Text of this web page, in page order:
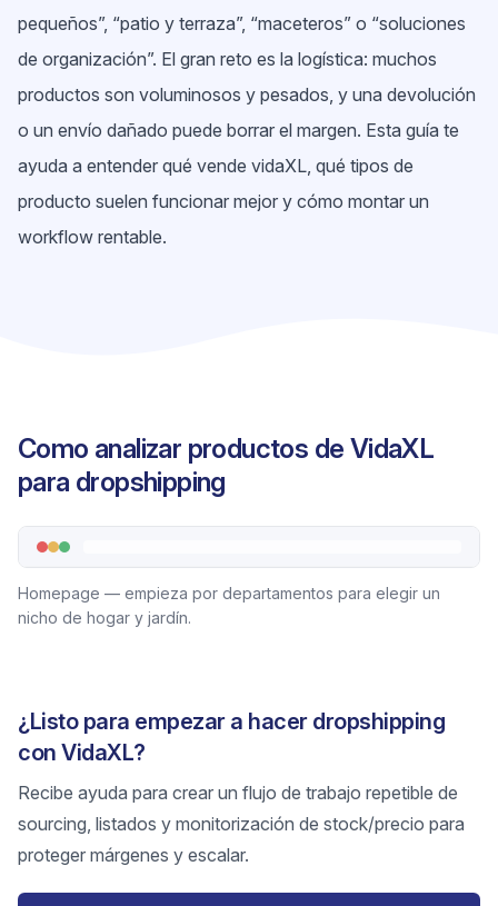
pequeños”, “patio y terraza”, “maceteros” o “soluciones
de organización”. El gran reto es la logística: muchos
productos son voluminosos y pesados, y una devolución
o un envío dañado puede borrar el margen. Esta guía te
ayuda a entender qué vende vidaXL, qué tipos de
producto suelen funcionar mejor y cómo montar un
workflow rentable.
Como analizar productos de VidaXL
para dropshipping
Homepage — empieza por departamentos para elegir un
nicho de hogar y jardín.
¿Listo para empezar a hacer dropshipping
con VidaXL?
Recibe ayuda para crear un flujo de trabajo repetible de
sourcing, listados y monitorización de stock/precio para
proteger márgenes y escalar.